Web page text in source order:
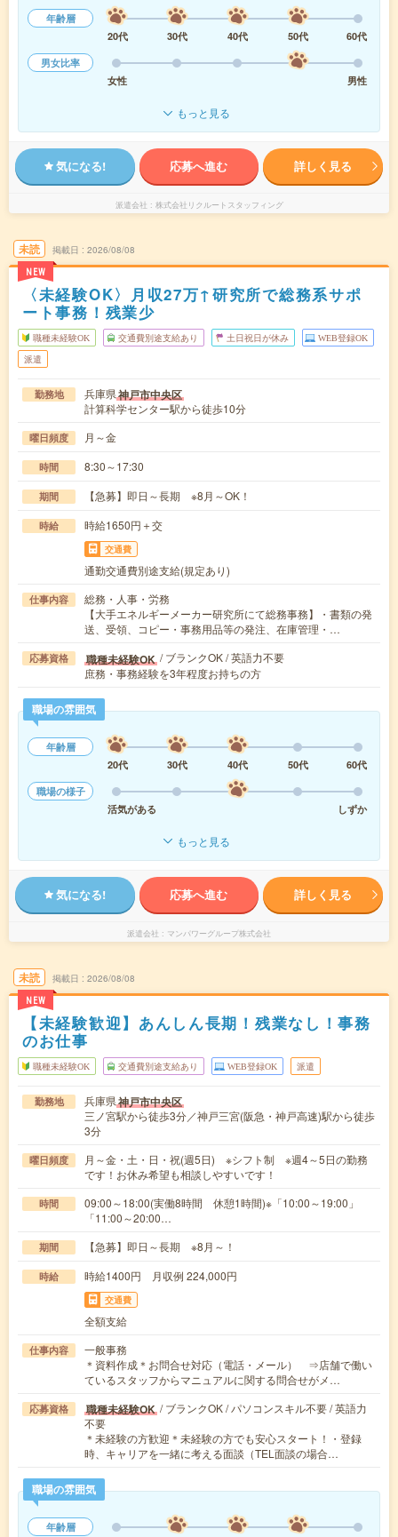
年齢層
20代
30代 40代 50代
60代
男女比率
女性
男性
もっと見る
気になる! 応募へ進む 詳しく見る
派遣会社 株式会社リクルートスタッフィング
未読
NEW
掲載日 2026/08/08
〈未経験OK〉月収27万↑研究所で総務系サポ
ート事務！残業少
職種未経験OK 交通費別途支給あり 土日祝日が休み WEB登録OK
派遣
勤務地 兵庫県神戸市中央区
計算科学センター駅から徒歩10分
曜日頻度 月～金
時間 8:30～17:30
期間 【急募】即日～長期 ※8月～OK！
時給 時給1650円＋交
交通費
通勤交通費別途支給(規定あり)
仕事内容
総務・人事・労務
【大手エネルギーメーカー研究所にて総務事務】・書類の発
送、受領、コピー・事務用品等の発注、在庫管理・…
応募資格 職種未経験OK / ブランクOK / 英語力不要
庶務・事務経験を3年程度お持ちの方
職場の雰囲気
年齢層
20代
30代 40代 50代
60代
職場の様子
活気がある
しずか
もっと見る
気になる! 応募へ進む 詳しく見る
派遣会社 マンパワーグループ株式会社
未読
NEW
掲載日 2026/08/08
【未経験歓迎】あんしん長期！残業なし！事務
のお仕事
職種未経験OK 交通費別途支給あり WEB登録OK 派遣
勤務地 兵庫県神戸市中央区
三ノ宮駅から徒歩3分／神戸三宮(阪急・神戸高速)駅から徒歩
3分
曜日頻度
月～金・土・日・祝(週5日) ※シフト制 ※週4～5日の勤務
です！お休み希望も相談しやすいです！
時間
09:00～18:00(実働8時間 休憩1時間)※「10:00～19:00」
「11:00～20:00…
期間 【急募】即日～長期 ※8月～！
時給 時給1400円 月収例 224,000円
交通費
全額支給
仕事内容
一般事務
＊資料作成＊お問合せ対応（電話・メール） ⇒店舗で働い
ているスタッフからマニュアルに関する問合せがメ…
応募資格 職種未経験OK / ブランクOK / パソコンスキル不要 / 英語力
不要
＊未経験の方歓迎＊未経験の方でも安心スタート！・登録
時、キャリアを一緒に考える面談（TEL面談の場合…
職場の雰囲気
年齢層